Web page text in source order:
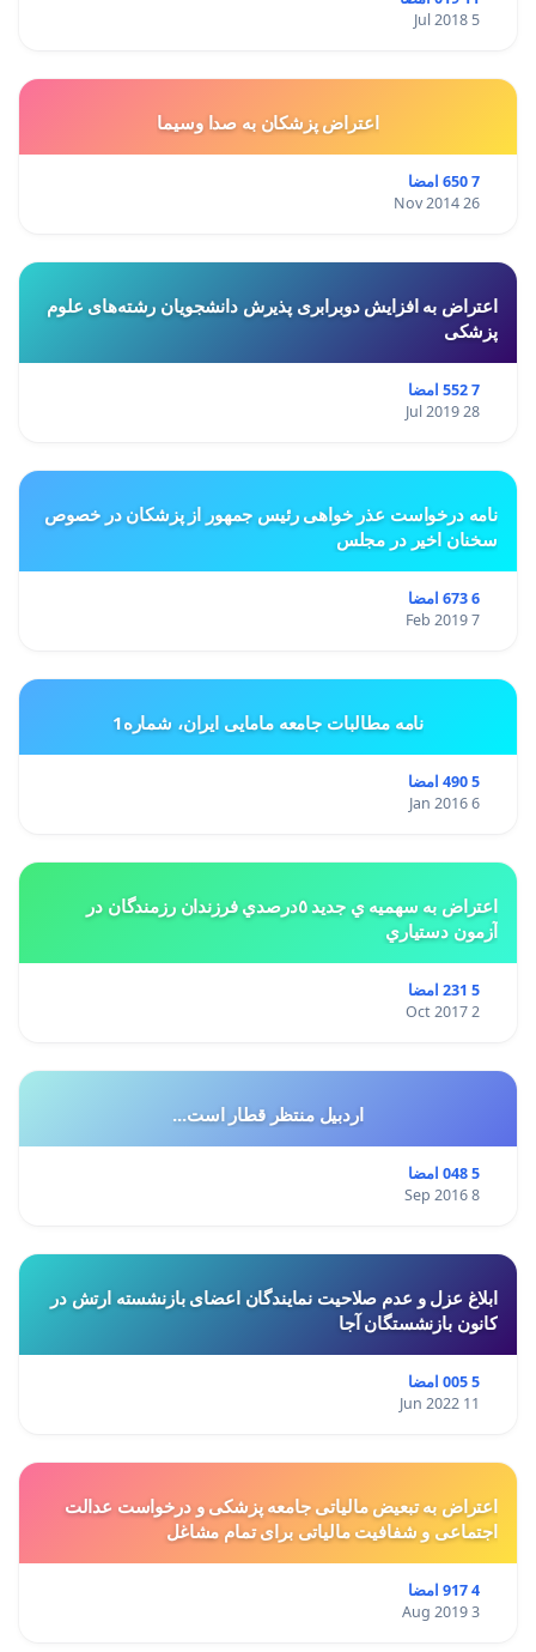
5 Jul 2018
اعتراض پزشكان به صدا وسيما
7 650 امضا
26 Nov 2014
اعتراض به افزایش دوبرابری پذیرش دانشجویان رشته‌های علوم
پزشکی
7 552 امضا
28 Jul 2019
نامه درخواست عذر خواهی رئیس جمهور از پزشکان در خصوص
سخنان اخیر در مجلس
6 673 امضا
7 Feb 2019
نامه مطالبات جامعه مامایی ایران، شماره1
5 490 امضا
6 Jan 2016
اعتراض به سهميه ي جديد ٥درصدي فرزندان رزمندگان در
آزمون دستياري
5 231 امضا
2 Oct 2017
اردبیل منتظر قطار است...
5 048 امضا
8 Sep 2016
ابلاغ عزل و عدم صلاحیت نمایندگان اعضای بازنشسته ارتش در
کانون بازنشستگان آجا
5 005 امضا
11 Jun 2022
اعتراض به تبعیض مالیاتی جامعه پزشکی و درخواست عدالت
اجتماعی و شفافیت مالیاتی برای تمام مشاغل
4 917 امضا
3 Aug 2019